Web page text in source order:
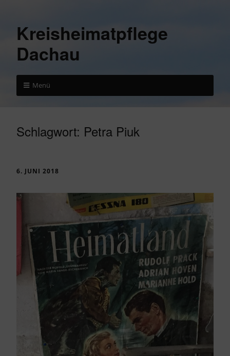
Kreisheimatpflege
Dachau
Menü
Schlagwort: Petra Piuk
6. JUNI 2018